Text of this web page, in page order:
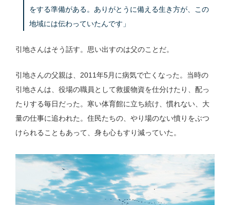
をする準備がある。ありがとうに備える生き方が、この
地域には伝わっていたんです」
引地さんはそう話す。思い出すのは父のことだ。
引地さんの父親は、2011年5月に病気で亡くなった。当時の
引地さんは、役場の職員として救援物資を仕分けたり、配っ
たりする毎日だった。寒い体育館に立ち続け、慣れない、大
量の仕事に追われた。住民たちの、やり場のない憤りをぶつ
けられることもあって、身も心もすり減っていた。